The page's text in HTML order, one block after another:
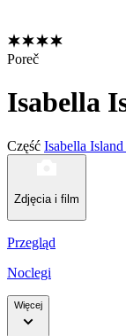
Poreč
Isabella
Część Isabella
Zdjęcia i film
Przegląd
Noclegi
Więcej